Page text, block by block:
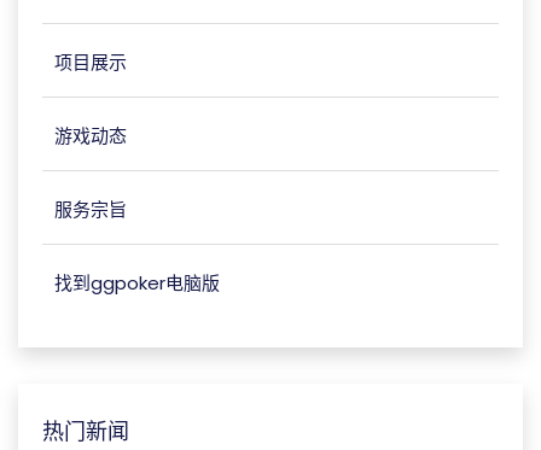
项目展示
游戏动态
服务宗旨
找到ggpoker电脑版
热门新闻